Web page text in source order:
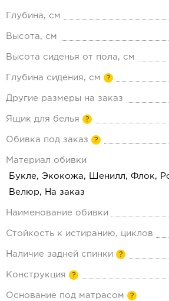
Глубина, см
Высота, см
Высота сиденья от пола, см
Глубина сидения, см ?
Другие размеры на заказ
Ящик для белья ?
Обивка под заказ ?
Материал обивки
Букле, Экокожа, Шенилл, Флок,
Велюр, На заказ
Наименование обивки
Стойкость к истиранию, циклов
Наличие задней спинки ?
Конструкция ?
Основание под матрасом ?